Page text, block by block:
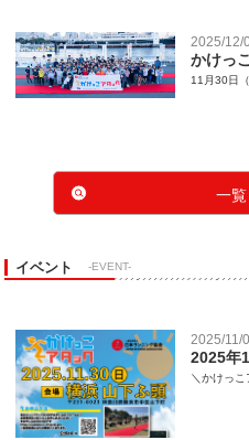
2025/12/
かけっ
11月30日
一
イベント -EVENT-
2025/11/
2025年
＼かけっ